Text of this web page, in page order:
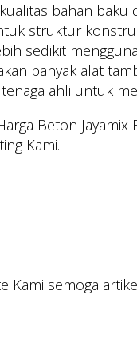
bahan baku
struktur
sedikit
banyak alat
ahli untuk
Beton
Kami.
Kami semoga